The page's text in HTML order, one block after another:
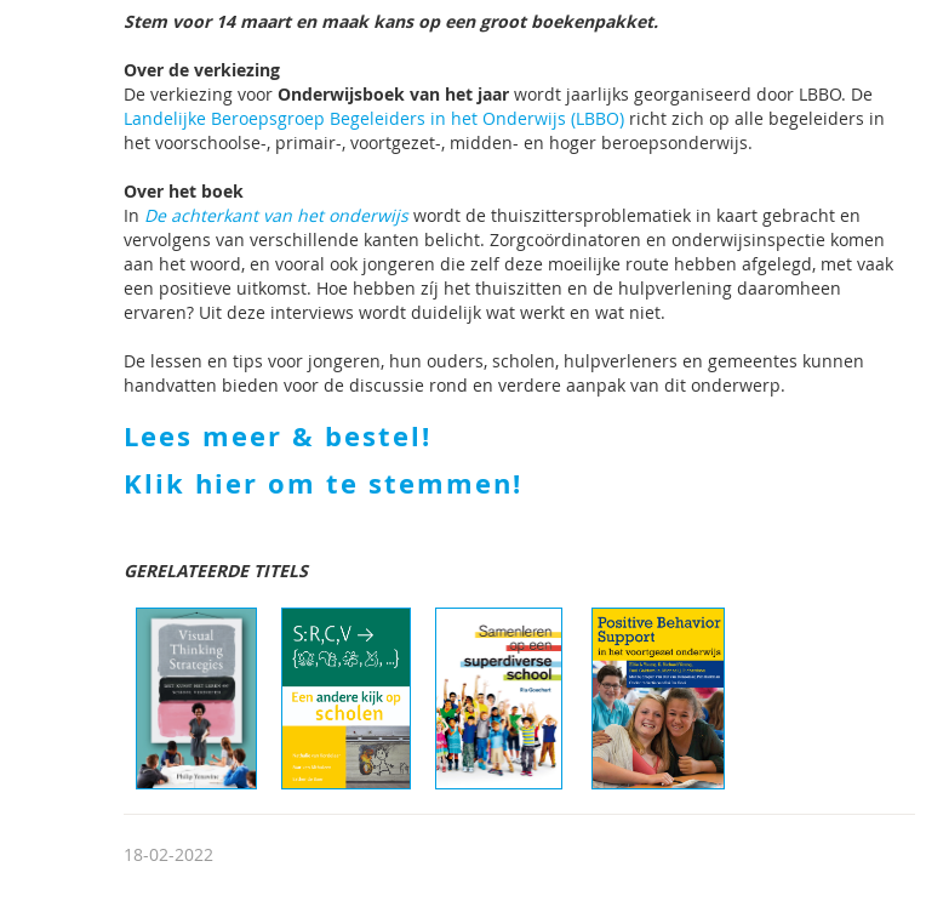
Stem voor 14 maart en maak kans op een groot boekenpakket.
Over de verkiezing
De verkiezing voor Onderwijsboek van het jaar wordt jaarlijks georganiseerd door LBBO. De
Landelijke Beroepsgroep Begeleiders in het Onderwijs (LBBO) richt zich op alle begeleiders in
het voorschoolse-, primair-, voortgezet-, midden- en hoger beroepsonderwijs.
Over het boek
In De achterkant van het onderwijs wordt de thuiszittersproblematiek in kaart gebracht en
vervolgens van verschillende kanten belicht. Zorgcoördinatoren en onderwijsinspectie komen
aan het woord, en vooral ook jongeren die zelf deze moeilijke route hebben afgelegd, met vaak
een positieve uitkomst. Hoe hebben zíj het thuiszitten en de hulpverlening daaromheen
ervaren? Uit deze interviews wordt duidelijk wat werkt en wat niet.
De lessen en tips voor jongeren, hun ouders, scholen, hulpverleners en gemeentes kunnen
handvatten bieden voor de discussie rond en verdere aanpak van dit onderwerp.
Lees meer & bestel!
Klik hier om te stemmen!
GERELATEERDE TITELS
18-02-2022